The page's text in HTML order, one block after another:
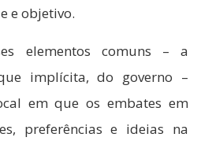
e objetivo.
elementos comuns – a
implícita, do governo –
em que os embates em
preferências e ideias na